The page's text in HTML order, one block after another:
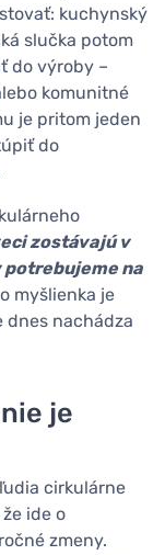
kuchynský
slučka potom
do výroby –
komunitné
je pritom jeden
do
zostávajú v
potrebujeme na
myšlienka je
dnes nachádza
je
cirkulárne
ide o
zmeny.